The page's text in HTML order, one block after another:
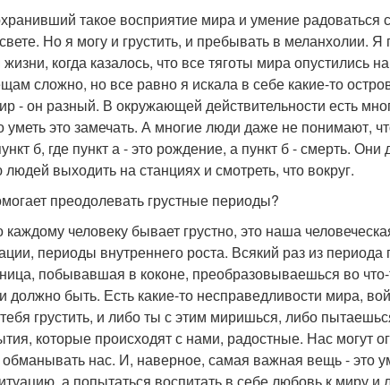
такое восприятие мира и умение
Но я могу и грустить, и пребывать в меланхолии.
когда казалось, что все тяготы мира опустились
сложно, но все равно я искала в себе какие-то
- он разный. В окружающей действительности есть
уметь это замечать. А многие люди даже не понимают,
б, где пункт а - это рождение, а пункт б - смерть.
выходить на станциях и смотреть, что вокруг.
преодолевать грустные периоды?
каждому человеку бывает грустно, это наша
периоды внутреннего роста. Всякий раз из
побывавшая в коконе, преобразовываешься во
должно быть. Есть какие-то несправедливости мира,
грустить, и либо ты с этим миришься, либо
которые происходят с нами, радостные. Нас могут
обманывать нас. И, наверное, самая важная вещь - это